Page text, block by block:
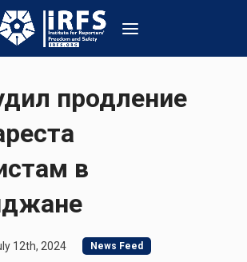
продление
в
12th, 2024 News Feed